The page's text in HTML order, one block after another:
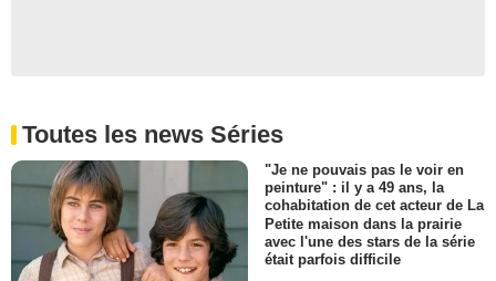
Toutes les news Séries
"Je ne pouvais pas le voir en
peinture" : il y a 49 ans, la
cohabitation de cet acteur de La
Petite maison dans la prairie
avec l'une des stars de la série
était parfois difficile